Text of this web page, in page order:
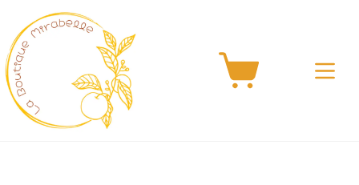
contenu
Panier
d’achat